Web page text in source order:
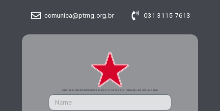
comunica@ptmg.org.br 031 3115-7613
CADASTRE-SE PARA RECEBER MAIS INFORMAÇÕES DO PARTIDO DOS TRABALHADORES DE MINAS GERAIS